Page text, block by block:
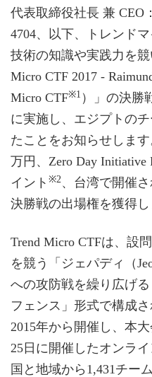
代表取締役社長 兼 CEO
4704、以下、トレンド
技術の知識や実践力を
Micro CTF 2017 -
Micro CTF※1 ）」の決勝
に実施し、エジプトの
たことをお知らせしま
万円、Zero Day Initiative
イント ※2 、台湾で開催さ
決勝戦の出場権を獲得し
Trend Micro CTFは、設
を競う「ジェパディ（
への攻防戦を繰り広げ
フェンス」形式で構成
2015年から開催し、本
25日に開催したオンラ
国と地域から1,431チー